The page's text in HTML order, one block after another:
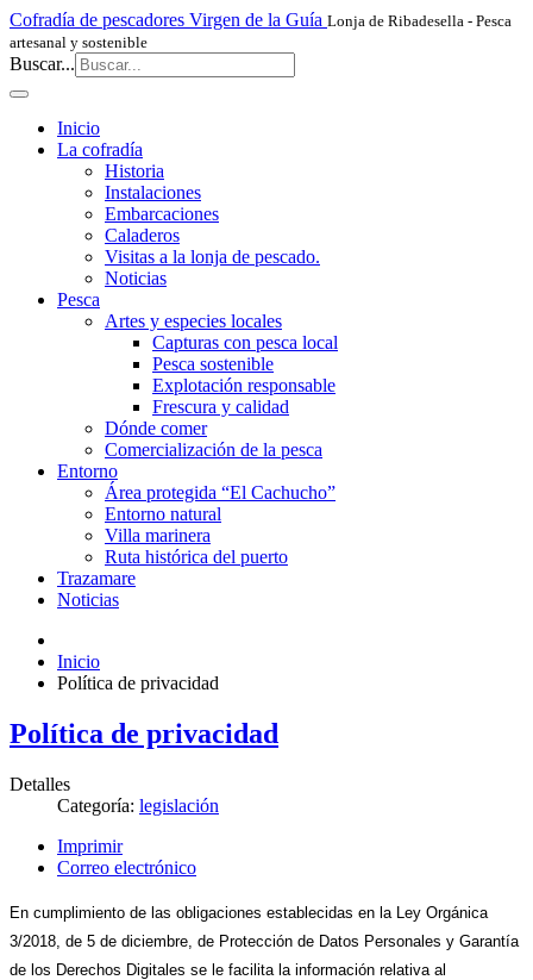
Cofradía de pescadores Virgen de la Guía Lonja de Ribadesella - Pesca
artesanal y sostenible
Buscar...
Inicio
La cofradía
Historia
Instalaciones
Embarcaciones
Caladeros
Visitas a la lonja de pescado.
Noticias
Pesca
Artes y especies locales
Capturas con pesca local
Pesca sostenible
Explotación responsable
Frescura y calidad
Dónde comer
Comercialización de la pesca
Entorno
Área protegida “El Cachucho”
Entorno natural
Villa marinera
Ruta histórica del puerto
Trazamare
Noticias
Inicio
Política de privacidad
Política de privacidad
Detalles
Categoría: legislación
Imprimir
Correo electrónico
En cumplimiento de las obligaciones establecidas en la Ley Orgánica
3/2018, de 5 de diciembre, de Protección de Datos Personales y Garantía
de los Derechos Digitales se le facilita la información relativa al